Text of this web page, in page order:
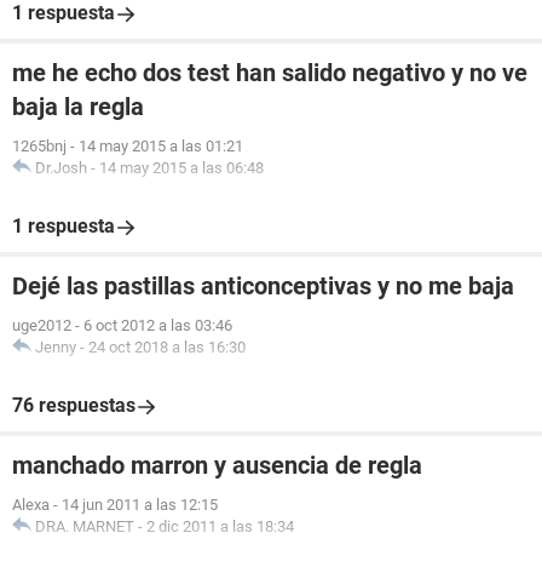
1 respuesta
me he echo dos test han salido negativo y no ve
baja la regla
1265bnj - 14 may 2015 a las 01:21
Dr.Josh - 14 may 2015 a las 06:48
1 respuesta
Dejé las pastillas anticonceptivas y no me baja
uge2012 - 6 oct 2012 a las 03:46
Jenny - 24 oct 2018 a las 16:30
76 respuestas
manchado marron y ausencia de regla
Alexa - 14 jun 2011 a las 12:15
DRA. MARNET - 2 dic 2011 a las 18:34